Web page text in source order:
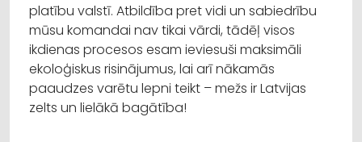
platību valstī. Atbildība pret vidi un sabiedrību
mūsu komandai nav tikai vārdi, tādēļ visos
ikdienas procesos esam ieviesuši maksimāli
ekoloģiskus risinājumus, lai arī nākamās
paaudzes varētu lepni teikt – mežs ir Latvijas
zelts un lielākā bagātība!